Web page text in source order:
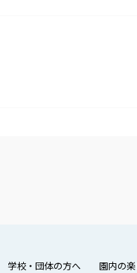
学校・団体の方へ
園内の